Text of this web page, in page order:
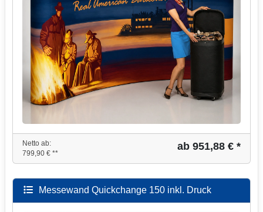
Netto ab:
799,90 € **
ab 951,88 € *
Messewand Quickchange 150 inkl. Druck